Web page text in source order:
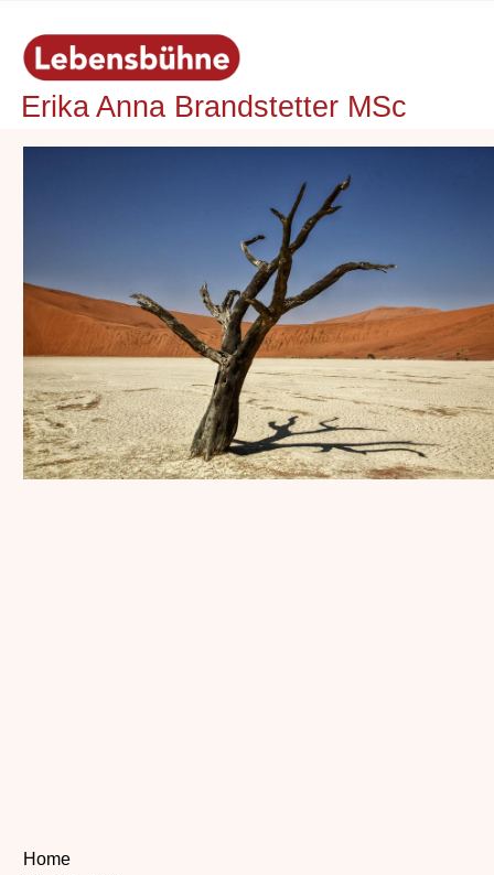
Erika Anna Brandstetter MSc
Home